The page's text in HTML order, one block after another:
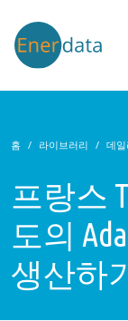
홈 라이브러리 데
프랑스
도의
생산하